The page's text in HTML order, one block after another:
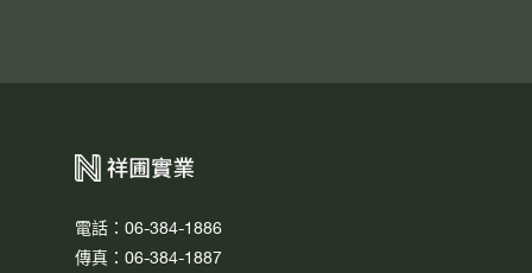
電話：06-384-1886
傳真：06-384-1887